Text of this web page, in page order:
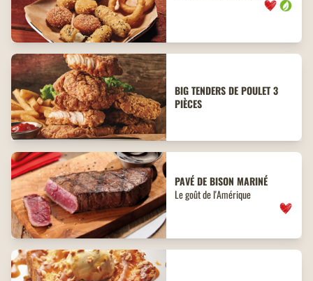
BIG TENDERS DE POULET 3
PIÈCES
PAVÉ DE BISON MARINÉ
Le goût de l'Amérique